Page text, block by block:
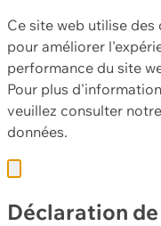
Ce site web utilise
pour améliorer
performance du site
Pour plus
veuillez consulter notre
données.
Déclaration